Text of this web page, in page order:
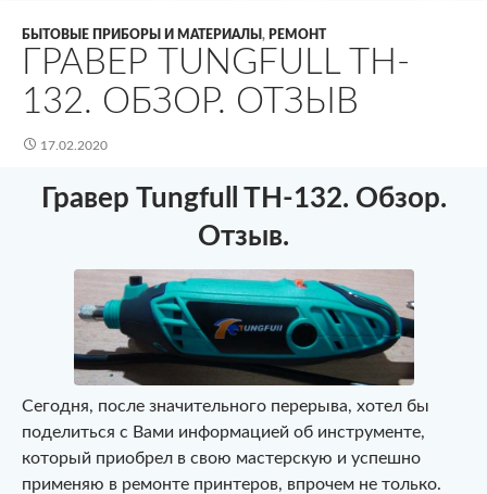
БЫТОВЫЕ ПРИБОРЫ И МАТЕРИАЛЫ , РЕМОНТ
ГРАВЕР TUNGFULL TH-
132. ОБЗОР. ОТЗЫВ
17.02.2020
Гравер Tungfull TH-132. Обзор.
Отзыв.
Сегодня, после значительного перерыва, хотел бы
поделиться с Вами информацией об инструменте,
который приобрел в свою мастерскую и успешно
применяю в ремонте принтеров, впрочем не только.